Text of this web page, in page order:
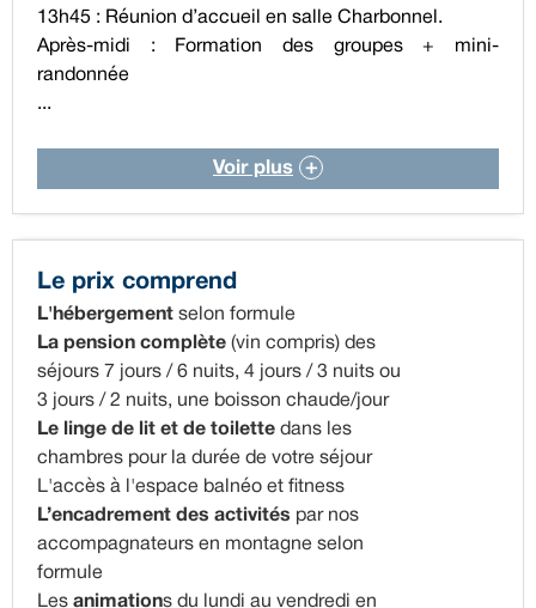
13h45 : Réunion d’accueil en salle Charbonnel.
Après-midi : Formation des groupes + mini-
randonnée
...
Voir plus
Le prix comprend
L'hébergement selon formule
La pension complète (vin compris) des
séjours 7 jours / 6 nuits, 4 jours / 3 nuits ou
3 jours / 2 nuits, une boisson chaude/jour
Le linge de lit et de toilette dans les
chambres pour la durée de votre séjour
L'accès à l'espace balnéo et fitness
L’encadrement des activités par nos
accompagnateurs en montagne selon
formule
Les animations du lundi au vendredi en